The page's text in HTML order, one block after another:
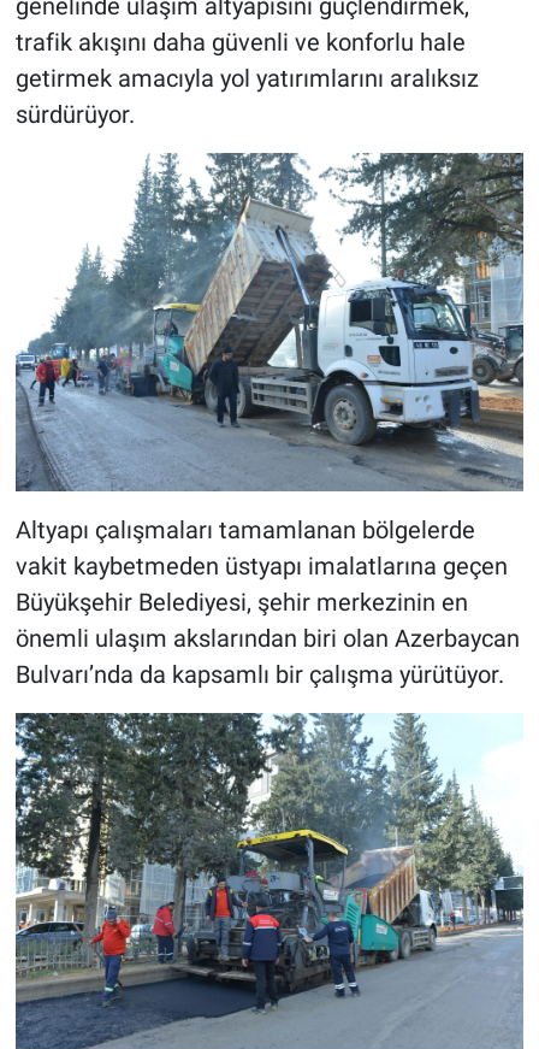
genelinde ulaşım altyapısını güçlendirmek,
trafik akışını daha güvenli ve konforlu hale
getirmek amacıyla yol yatırımlarını aralıksız
sürdürüyor.
Altyapı çalışmaları tamamlanan bölgelerde
vakit kaybetmeden üstyapı imalatlarına geçen
Büyükşehir Belediyesi, şehir merkezinin en
önemli ulaşım akslarından biri olan Azerbaycan
Bulvarı’nda da kapsamlı bir çalışma yürütüyor.
BİLİM VE TEKNOLOJİ
Güvenlik